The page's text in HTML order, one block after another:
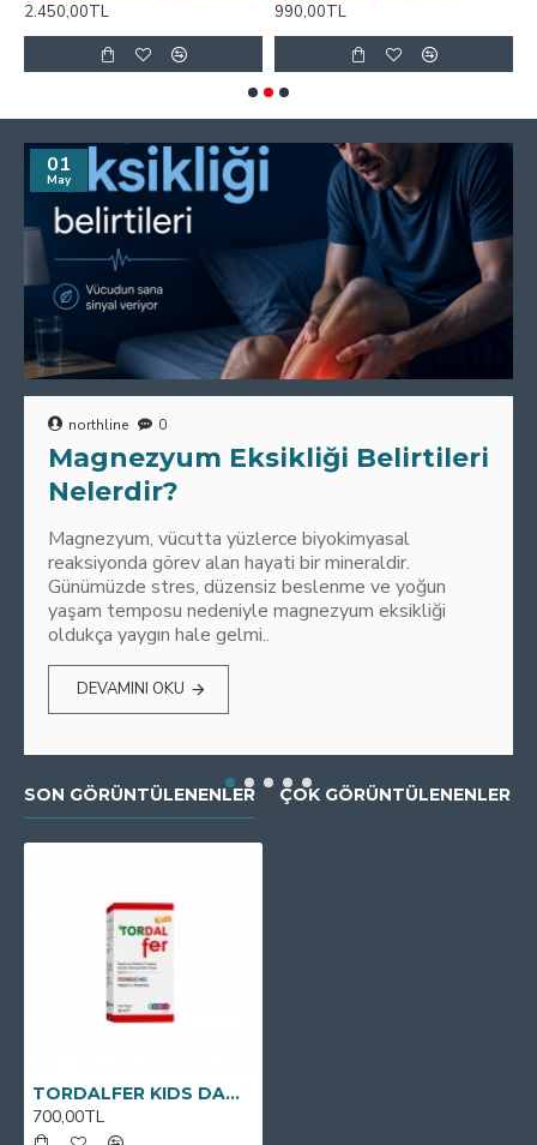
2.450,00TL
990,00TL
01
May
northline 0
Magnezyum Eksikliği Belirtileri
Nelerdir?
Magnezyum, vücutta yüzlerce biyokimyasal
reaksiyonda görev alan hayati bir mineraldir.
Günümüzde stres, düzensiz beslenme ve yoğun
yaşam temposu nedeniyle magnezyum eksikliği
oldukça yaygın hale gelmi..
DEVAMINI OKU
SON GÖRÜNTÜLENENLER ÇOK GÖRÜNTÜLENENLER
TORDALFER KIDS DAMLA
700,00TL